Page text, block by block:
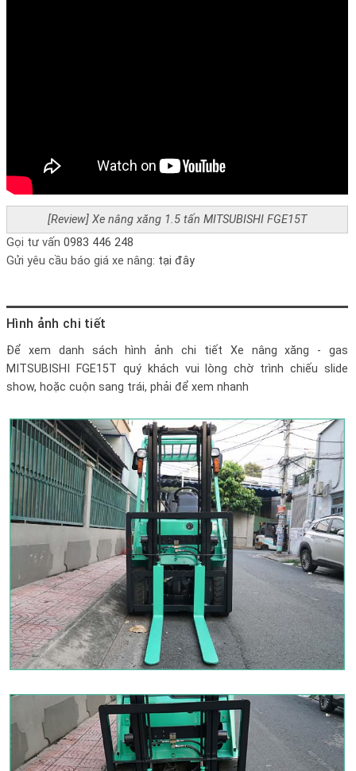
[Review] Xe nâng xăng 1.5 tấn MITSUBISHI FGE15T
Gọi tư vấn 0983 446 248
Gửi yêu cầu báo giá xe nâng: tại đây
Hình ảnh chi tiết
Để xem danh sách hình ảnh chi tiết Xe nâng xăng - gas
MITSUBISHI FGE15T quý khách vui lòng chờ trình chiếu slide
show, hoặc cuộn sang trái, phải để xem nhanh